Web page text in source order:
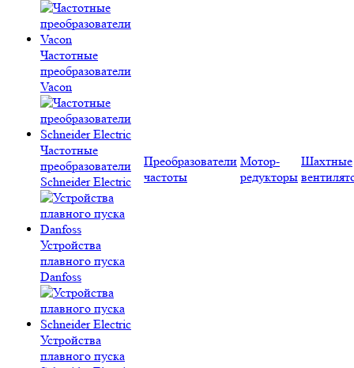
Частотные
преобразователи
Vacon
Частотные
преобразователи
Schneider Electric
Устройства
плавного пуска
Danfoss
Устройства
плавного пуска
Преобразователи
частоты
Мотор-
редукторы
Шахтные